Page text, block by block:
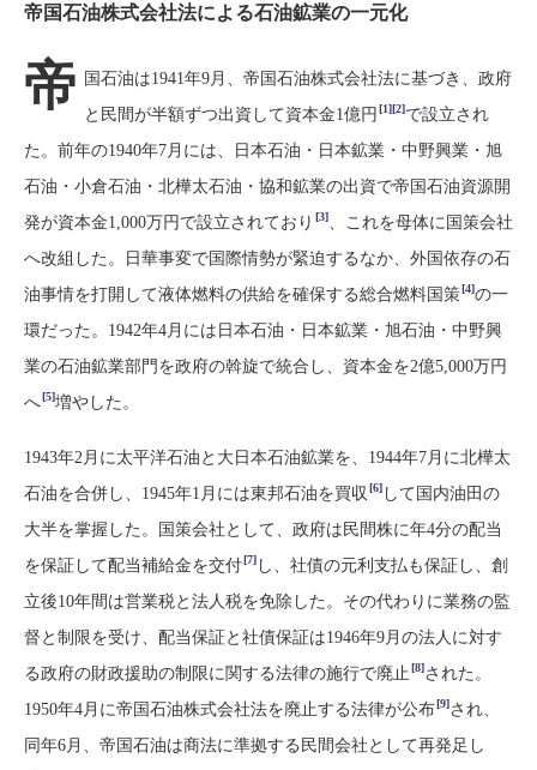
帝国石油株式会社法による石油鉱業の一元化
帝 国石油は1941年9月、帝国石油株式会社法に基づき、政府
と民間が半額ずつ出資して資本金1億円 [1][2]で設立され
た。前年の1940年7月には、日本石油・日本鉱業・中野興業・旭
石油・小倉石油・北樺太石油・協和鉱業の出資で帝国石油資源開
発が資本金1,000万円で設立されており [3]
、これを母体に国策会社
へ改組した。日華事変で国際情勢が緊迫するなか、外国依存の石
油事情を打開して液体燃料の供給を確保する総合燃料国策[4]の一
環だった。1942年4月には日本石油・日本鉱業・旭石油・中野興
業の石油鉱業部門を政府の斡旋で統合し、資本金を2億5,000万円
へ[5]増やした。
1943年2月に太平洋石油と大日本石油鉱業を、1944年7月に北樺太
石油を合併し、1945年1月には東邦石油を買収 [6] して国内油田の
大半を掌握した。国策会社として、政府は民間株に年4分の配当
を保証して配当補給金を交付[7] し、社債の元利支払も保証し、創
立後10年間は営業税と法人税を免除した。その代わりに業務の監
督と制限を受け、配当保証と社債保証は1946年9月の法人に対す
る政府の財政援助の制限に関する法律の施行で廃止 [8]された。
1950年4月に帝国石油株式会社法を廃止する法律が公布[9]され、
同年6月、帝国石油は商法に準拠する民間会社として再発足し